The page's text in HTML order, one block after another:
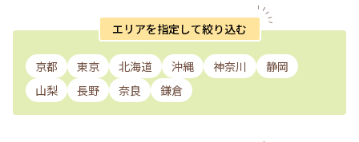
エリアを指定して絞り込む
京都 東京 北海道 沖縄 神奈川
静岡
山梨
長野 奈良 鎌倉